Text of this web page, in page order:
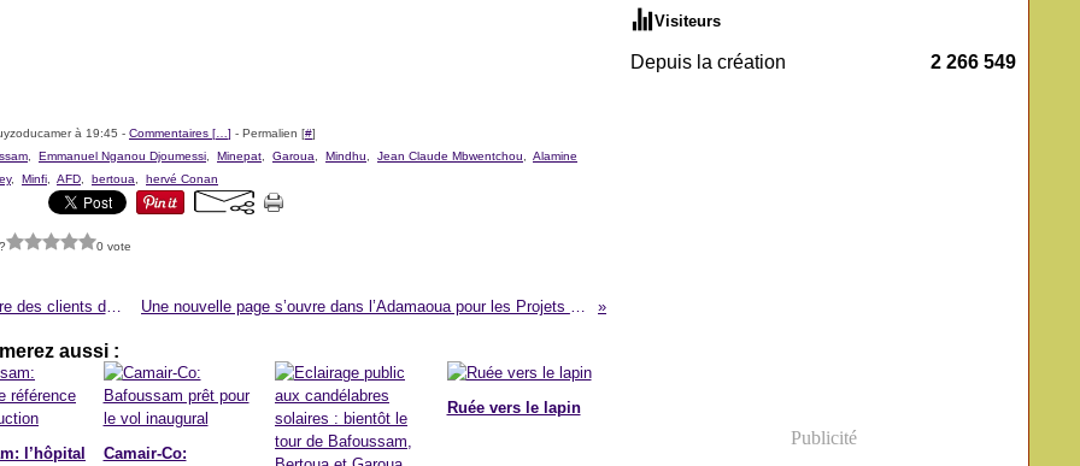
à 19:45 - Commentaires [ ] - Permalien [#]
Emmanuel Nganou Djoumessi Minepat Garoua Mindhu Jean Claude Mbwentchou
Alamine
, Minfi AFD bertoua hervé Conan
0 vote
La colère des clients de Camair-Co Une nouvelle page s’ouvre dans l’Adamaoua pour les Projets d’investissements publics
aussi :
l’hôpital
Camair-Co:
Ruée vers le lapin
Visiteurs
Depuis la création 2 266 549
Publicité